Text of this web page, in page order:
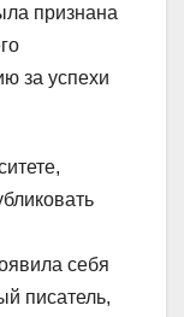
признана
за успехи
себя
писатель,